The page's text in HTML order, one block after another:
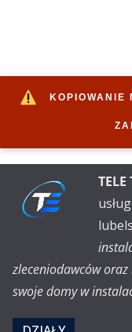
KOPIOWANIE
TELE
zleceniodawców
swoje domy w